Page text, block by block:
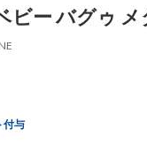
ビー バグゥ
付与